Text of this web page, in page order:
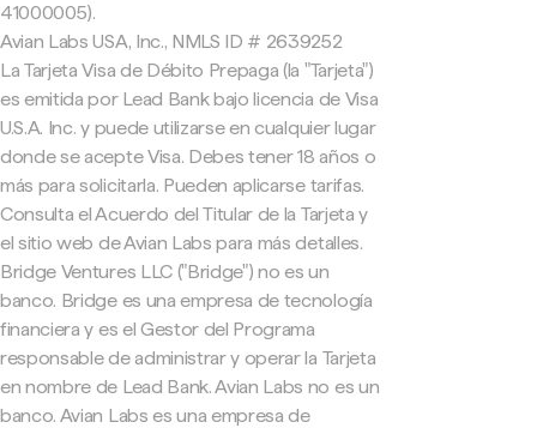
41000005).
Avian Labs USA, Inc., NMLS ID # 2639252
La Tarjeta Visa de Débito Prepaga (la "Tarjeta")
es emitida por Lead Bank bajo licencia de Visa
U.S.A. Inc. y puede utilizarse en cualquier lugar
donde se acepte Visa. Debes tener 18 años o
más para solicitarla. Pueden aplicarse tarifas.
Consulta el Acuerdo del Titular de la Tarjeta y
el sitio web de Avian Labs para más detalles.
Bridge Ventures LLC ("Bridge") no es un
banco. Bridge es una empresa de tecnología
financiera y es el Gestor del Programa
responsable de administrar y operar la Tarjeta
en nombre de Lead Bank. Avian Labs no es un
banco. Avian Labs es una empresa de